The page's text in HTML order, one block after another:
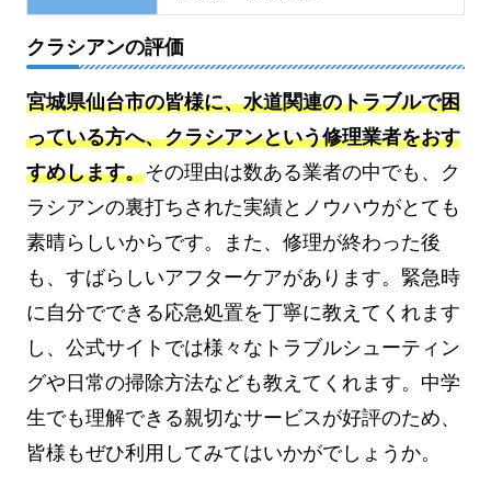
クラシアンの評価
宮城県仙台市の皆様に、水道関連のトラブルで困
っている方へ、クラシアンという修理業者をおす
すめします。その理由は数ある業者の中でも、ク
ラシアンの裏打ちされた実績とノウハウがとても
素晴らしいからです。また、修理が終わった後
も、すばらしいアフターケアがあります。緊急時
に自分でできる応急処置を丁寧に教えてくれます
し、公式サイトでは様々なトラブルシューティン
グや日常の掃除方法なども教えてくれます。中学
生でも理解できる親切なサービスが好評のため、
皆様もぜひ利用してみてはいかがでしょうか。